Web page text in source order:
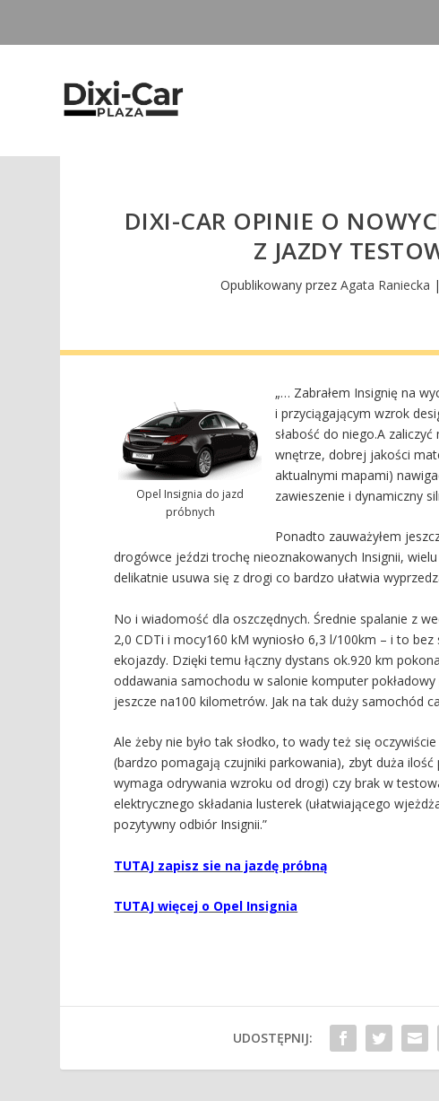
DIXI-CAR OPINIE O
Z JAZDY
Opublikowany przezAgata Raniecka |
Opel Insignia do jazd
próbnych
„… Zabrałem Insignię na
i przyciągającym wzrok
słabość do niego.A
wnętrze, dobrej jakości
aktualnymi mapami)
zawieszenie i dynamiczny
Ponadto zauważyłem
drogówce jeździ trochę nieoznakowanych Insignii,
delikatnie usuwa się z drogi co bardzo ułatwia
No i wiadomość dla oszczędnych. Średnie spalanie z
2,0 CDTi i mocy160 kM wyniosło 6,3 l/100km – i to
ekojazdy. Dzięki temu łączny dystans ok.920 km
oddawania samochodu w salonie komputer pokładowy
jeszcze na100 kilometrów. Jak na tak duży samochód
Ale żeby nie było tak słodko, to wady też się
(bardzo pomagają czujniki parkowania), zbyt duża
wymaga odrywania wzroku od drogi) czy brak w
elektrycznego składania lusterek (ułatwiającego
pozytywny odbiór Insignii.”
TUTAJ zapisz sie na jazdę próbną
TUTAJ więcej o Opel Insignia
UDOSTĘPNIJ: